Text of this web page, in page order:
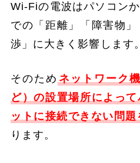
Wi-Fiの電波はパソコン
での「距離」「障害物
渉」に大きく影響します。
そのため ネットワーク
ど）の設置場所によっ
ットに接続できない問
ります。